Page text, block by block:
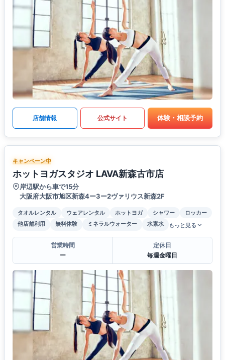
店舗情報 公式サイト 体験・相談予約
キャンペーン中
ホットヨガスタジオ LAVA新森古市店
岸辺駅から車で15分
大阪府大阪市旭区新森4ー3ー2ヴァリウス新森2F
タオルレンタル ウェアレンタル ホットヨガ シャワー
ロッカー
他店舗利用
無料体験 ミネラルウォーター 水素水 もっと見る
営業時間
ー
定休日
毎週金曜日